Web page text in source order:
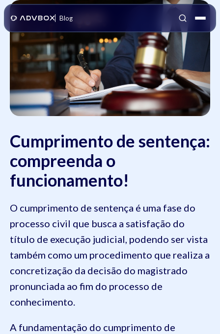
Blog
Cumprimento de sentença:
compreenda o
funcionamento!
O cumprimento de sentença é uma fase do
processo civil que busca a satisfação do
título de execução judicial, podendo ser vista
também como um procedimento que realiza a
concretização da decisão do magistrado
pronunciada ao fim do processo de
conhecimento.
A fundamentação do cumprimento de